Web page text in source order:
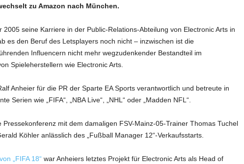
zu Amazon nach München.
2005 seine Karriere in der Public-Relations-Abteilung von Electronic Arts in
es den Beruf des Letsplayers noch nicht – inzwischen ist die
Influencern nicht mehr wegzudenkender Bestandteil im
Spieleherstellern wie Electronic Arts.
Anheier für die PR der Sparte EA Sports verantwortlich und betreute in
Serien wie „FIFA“, „NBA Live“, „NHL“ oder „Madden NFL“.
Pressekonferenz mit dem damaligen FSV-Mainz-05-Trainer Thomas Tuchel
Köhler anlässlich des „Fußball Manager 12“-Verkaufsstarts.
„FIFA 18“ war Anheiers letztes Projekt für Electronic Arts als Head of